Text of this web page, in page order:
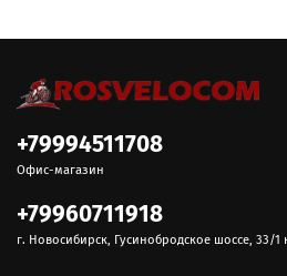
+79994511708
Офис-магазин
+79960711918
г. Новосибирск, Гусинобродское шоссе, 33/1